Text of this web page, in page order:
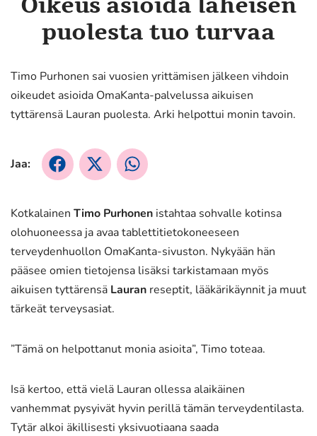
puolesta tuo turvaa
Timo Purhonen sai vuosien yrittämisen jälkeen vihdoin
oikeudet asioida OmaKanta-palvelussa aikuisen
tyttärensä Lauran puolesta. Arki helpottui monin tavoin.
Jaa:
Jaa
Facebookissa
Jaa
X:ssä
Jaa
WhatsApissa
Kotkalainen Timo Purhonen istahtaa sohvalle kotinsa
olohuoneessa ja avaa tablettitietokoneeseen
terveydenhuollon OmaKanta-sivuston. Nykyään hän
pääsee omien tietojensa lisäksi tarkistamaan myös
aikuisen tyttärensä Lauran reseptit, lääkärikäynnit ja muut
tärkeät terveysasiat.
”Tämä on helpottanut monia asioita”, Timo toteaa.
Isä kertoo, että vielä Lauran ollessa alaikäinen
vanhemmat pysyivät hyvin perillä tämän terveydentilasta.
Tytär alkoi äkillisesti yksivuotiaana saada